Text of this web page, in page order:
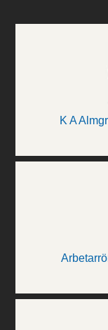
K A